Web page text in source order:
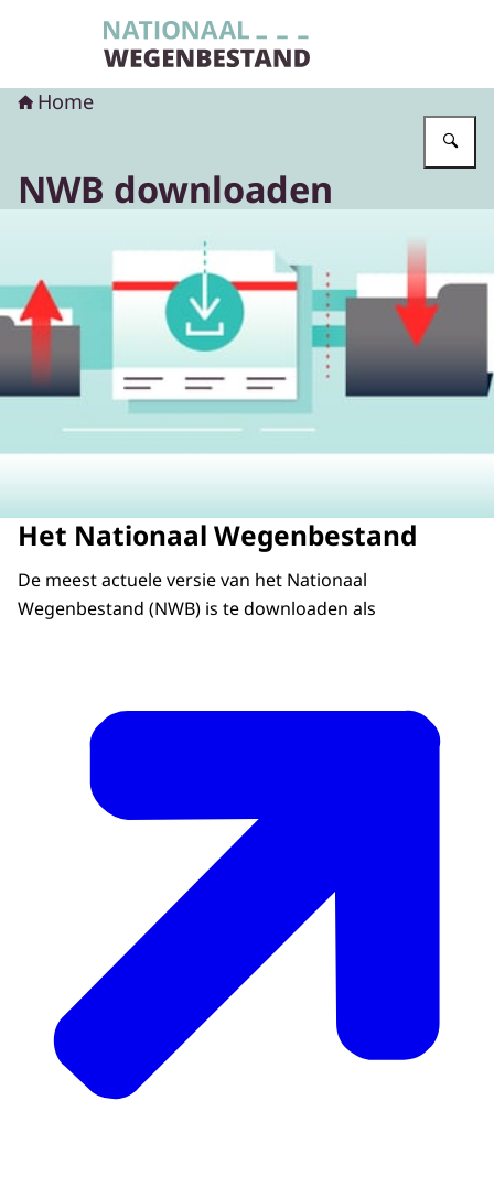
Home
NWB downloaden
Het Nationaal Wegenbestand
De meest actuele versie van het Nationaal
Wegenbestand (NWB) is te downloaden als